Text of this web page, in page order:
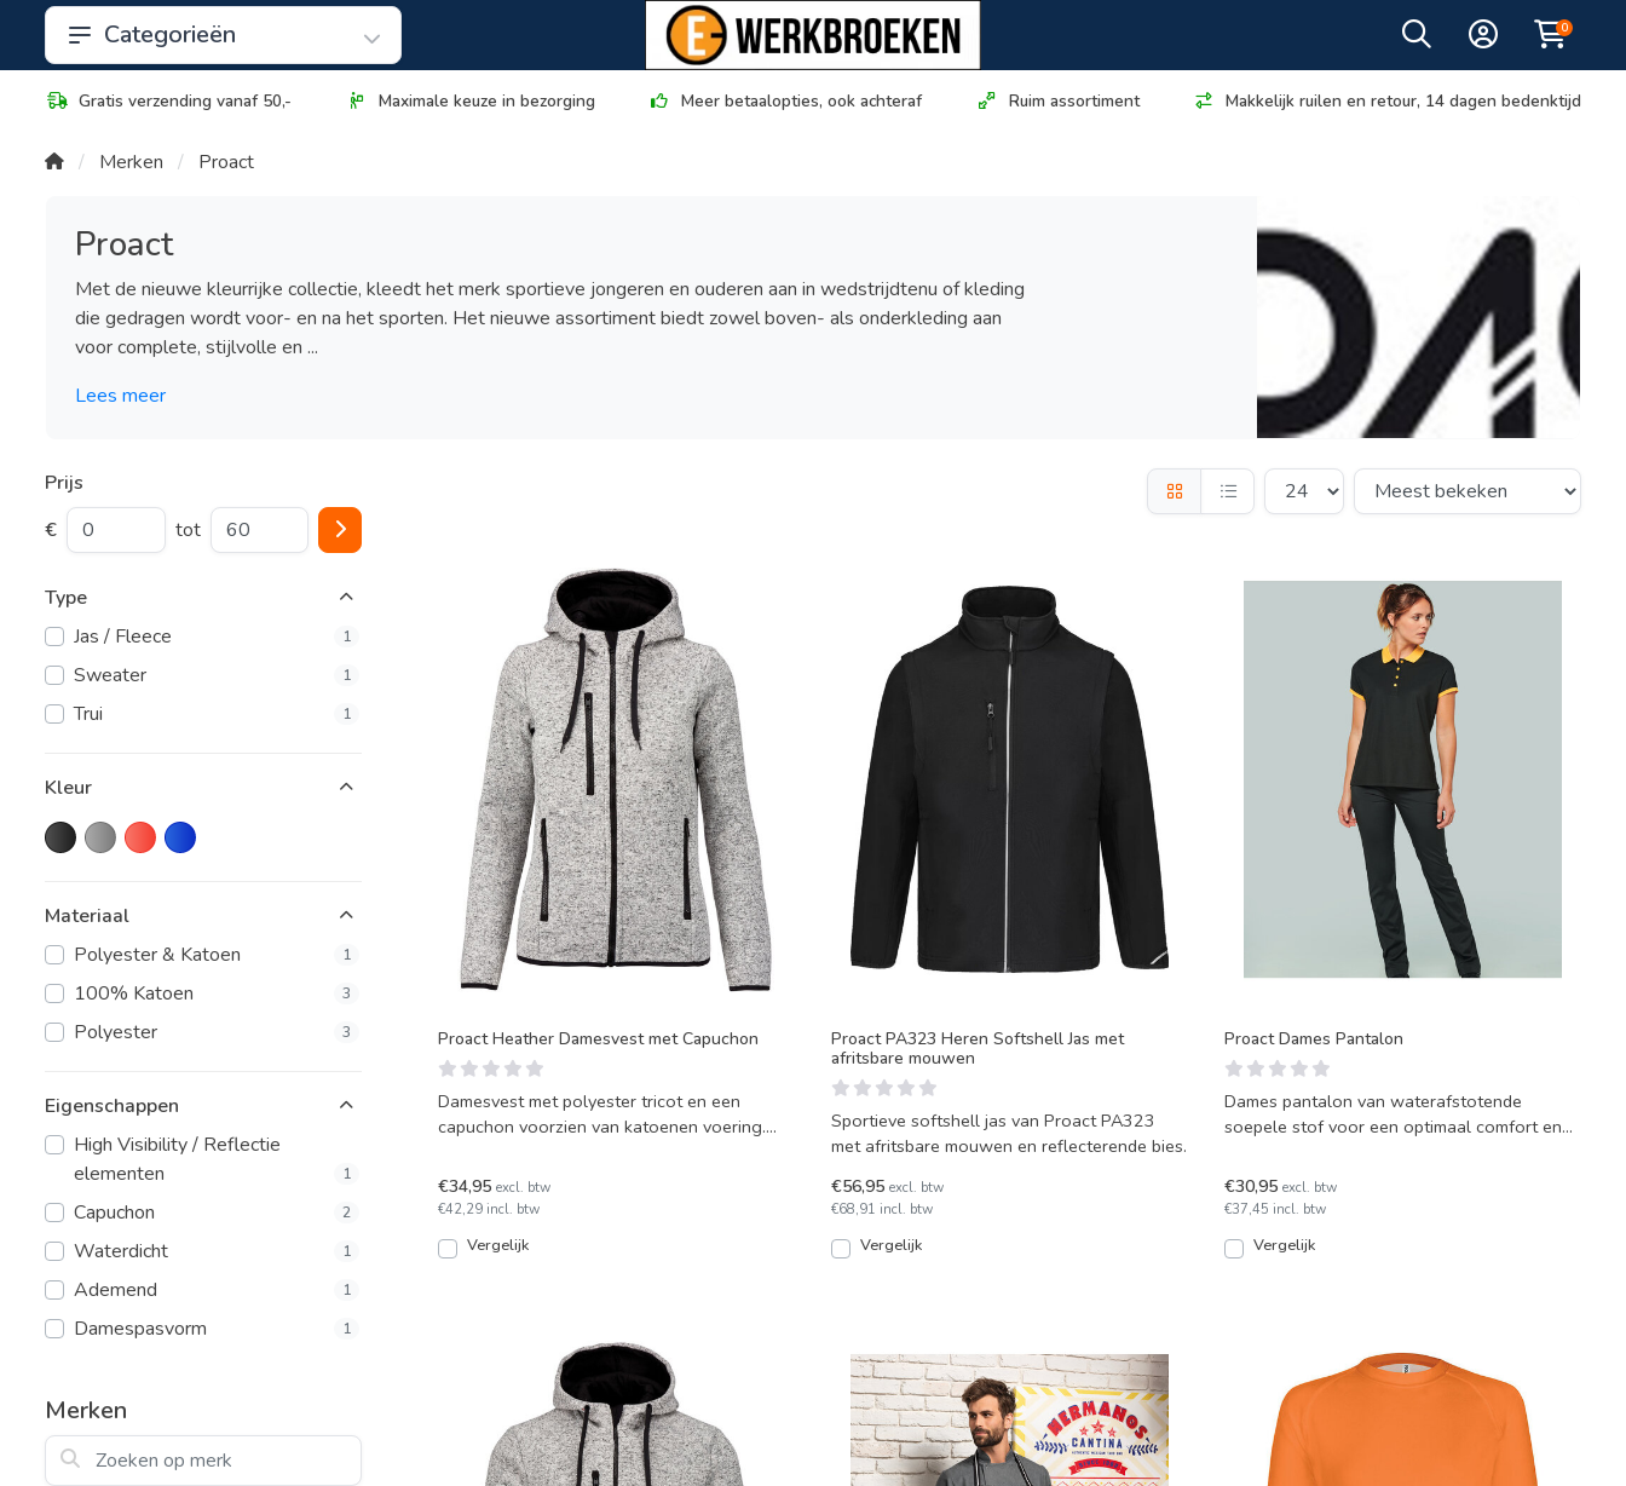
Categorieën 0
Gratis verzending vanaf 50,- Maximale keuze in bezorging Meer betaalopties, ook achteraf Ruim assortiment Makkelijk ruilen en retour, 14 dagen bedenktijd
Merken Proact
Proact
Met de nieuwe kleurrijke collectie, kleedt het merk sportieve jongeren en ouderen aan in wedstrijdtenu of kleding
die gedragen wordt voor- en na het sporten. Het nieuwe assortiment biedt zowel boven- als onderkleding aan
voor complete, stijlvolle en ...
Lees meer
Prijs
€
tot
Type
Jas / Fleece
1
Sweater 1
Trui 1
Kleur
Materiaal
Polyester & Katoen
1
100% Katoen 3
Polyester 3
Eigenschappen
High Visibility / Reflectie
elementen
1
Capuchon 2
Waterdicht 1
Ademend 1
Damespasvorm 1
Merken
Zoeken op merk
Proact Heather Damesvest met Capuchon
Damesvest met polyester tricot en een
capuchon voorzien van katoenen voering.
€34,95 excl. btw
€42,29 incl. btw
Vergelijk
Proact PA323 Heren Softshell Jas met
afritsbare mouwen
Sportieve softshell jas van Proact PA323
met afritsbare mouwen en reflecterende bies.
€56,95 excl. btw
€68,91 incl. btw
Vergelijk
Proact Dames Pantalon
Dames pantalon van waterafstotende
soepele stof voor een optimaal comfort en
€30,95 excl. btw
€37,45 incl. btw
Vergelijk